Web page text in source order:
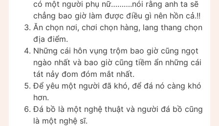
có một người phụ nữ……….nói rằng anh ta sẽ
chẳng bao giờ làm được điều gì nên hồn cả.!!
Ăn chọn nơi, chơi chọn hàng, lang thang chọn
địa điểm.
Những cái hôn vụng trộm bao giờ cũng ngọt
ngào nhất và bao giờ cũng tiềm ẩn những cái
tát nảy đom đóm mắt nhất.
Để yêu một người đã khó, để đá nó càng khó
hơn.
Đá bồ là một nghệ thuật và người đá bồ cũng
là một nghệ sĩ.